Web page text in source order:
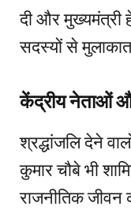
दी और मुख्यमंत्री
सदस्यों से
केंद्रीय नेताओं
श्रद्धांजलि देने
कुमार चौबे भी
राजनीतिक जीवन